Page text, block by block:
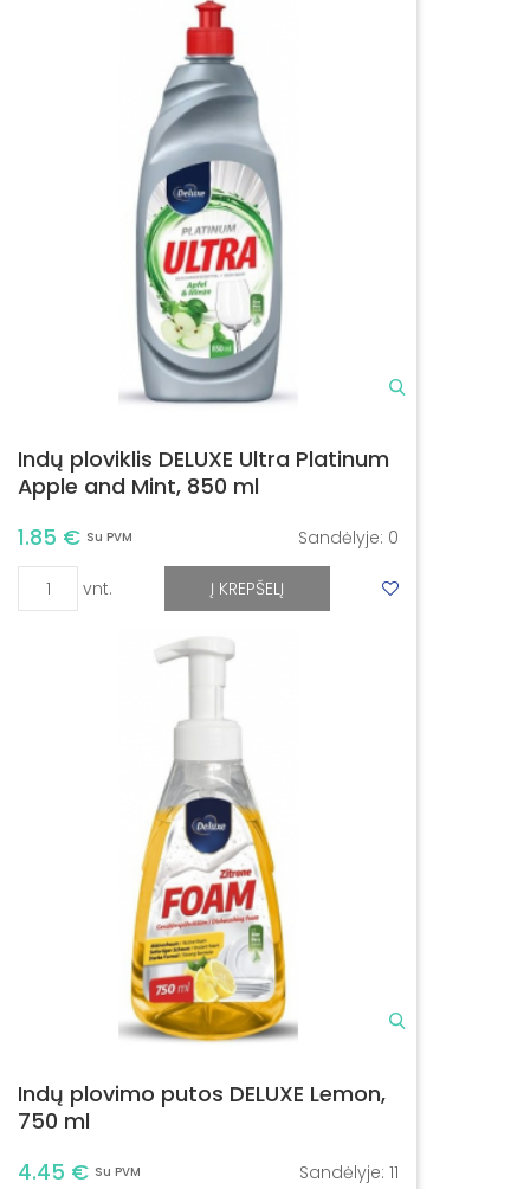
Indų ploviklis DELUXE Ultra Platinum
Apple and Mint, 850 ml
1.85 € Su PVM Sandėlyje: 0
vnt. Į KREPŠELĮ
Indų plovimo putos DELUXE Lemon,
750 ml
4.45 € Su PVM Sandėlyje: 11